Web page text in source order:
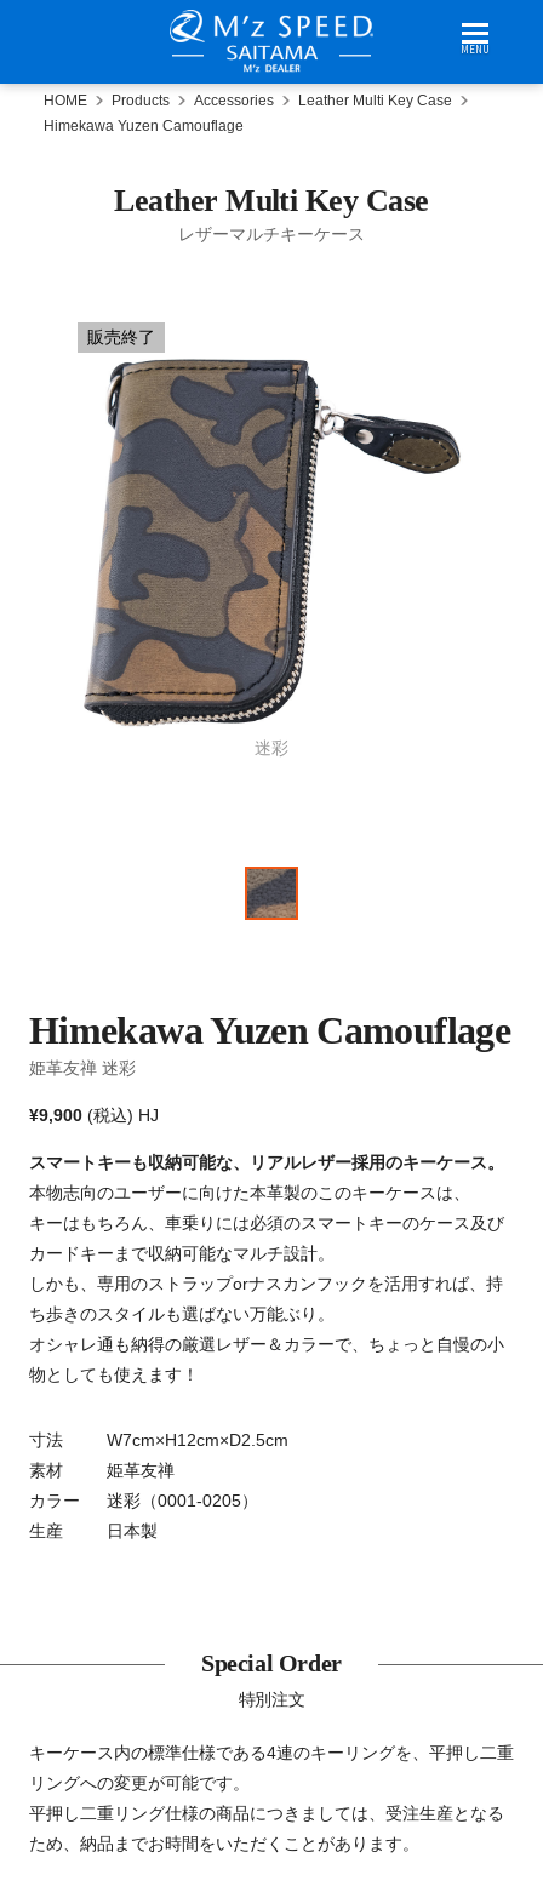
MENU
HOME Products Accessories
Leather Multi Key Case
Himekawa Yuzen Camouflage
Leather Multi Key Case
レザーマルチキーケース
販売終了
迷彩
Himekawa Yuzen Camouflage
姫革友禅 迷彩
¥9,900 (税込) HJ
スマートキーも収納可能な、リアルレザー採用のキーケース。
本物志向のユーザーに向けた本革製のこのキーケースは、
キーはもちろん、車乗りには必須のスマートキーのケース及び
カードキーまで収納可能なマルチ設計。
しかも、専用のストラップorナスカンフックを活用すれば、持
ち歩きのスタイルも選ばない万能ぶり。
オシャレ通も納得の厳選レザー＆カラーで、ちょっと自慢の小
物としても使えます！
寸法
W7cm×H12cm×D2.5cm
素材
姫革友禅
カラー
迷彩（0001-0205）
生産
日本製
Special Order
特別注文
キーケース内の標準仕様である4連のキーリングを、平押し二重
リングへの変更が可能です。
平押し二重リング仕様の商品につきましては、受注生産となる
ため、納品までお時間をいただくことがあります。